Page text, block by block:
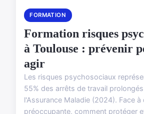
FORMATION
Formation risques
à Toulouse : prévenir
agir
Les risques psychosociaux
55% des arrêts de travail
l'Assurance Maladie (2024). Face à
préoccupante, comment protéger